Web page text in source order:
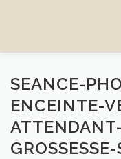
ACCUEIL
RÉSERVATION
SEANCE-
ENCEINTE-